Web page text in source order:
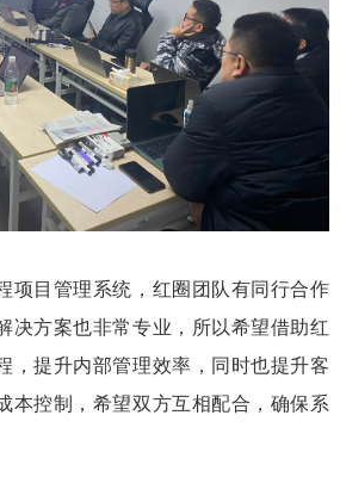
项目管理系统，红圈团队有同行合作
决方案也非常专业，所以希望借助红
，提升内部管理效率，同时也提升客
本控制，希望双方互相配合，确保系